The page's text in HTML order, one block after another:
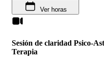
Ver horas
Sesión de claridad Psico-
Terapia